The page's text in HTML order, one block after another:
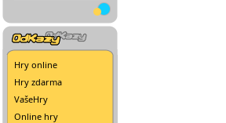
Hry online
Hry zdarma
VašeHry
Online hry